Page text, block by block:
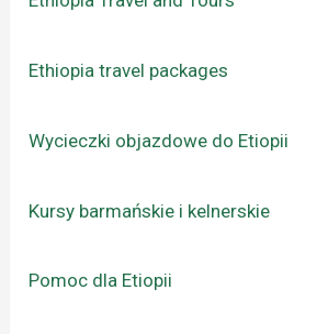
Ethiopia travel packages
Wycieczki objazdowe do Etiopii
Kursy barmańskie i kelnerskie
Pomoc dla Etiopii